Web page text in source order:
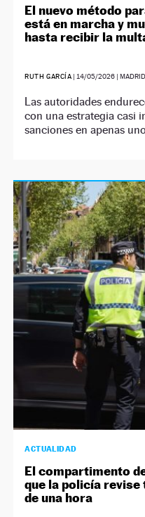
El nuevo método
está en marcha y
hasta recibir la
RUTH GARCÍA | 14/05/2026 | MADRID
Las autoridades
con una estrategia casi
sanciones en apenas
ACTUALIDAD
El compartimento
que la policía
de una hora